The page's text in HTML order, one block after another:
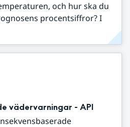
och hur ska du
procentsiffror? I
vädervarningar - API